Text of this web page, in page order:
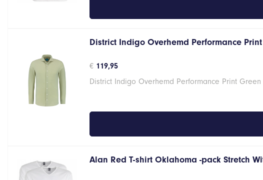
District Indigo Overhemd Performance
€ 119,95
District Indigo Overhemd Performance Print Green
Alan Red T-shirt Oklahoma -pack Stretch